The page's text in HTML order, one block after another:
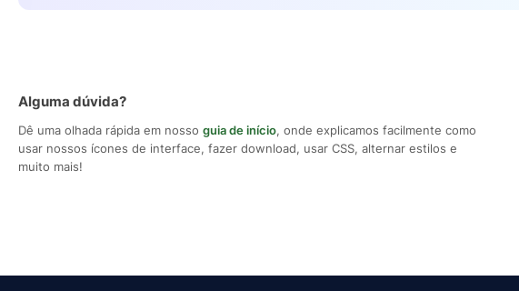
Alguma dúvida?
Dê uma olhada rápida em nosso guia de início, onde explicamos facilmente como
usar nossos ícones de interface, fazer download, usar CSS, alternar estilos e
muito mais!